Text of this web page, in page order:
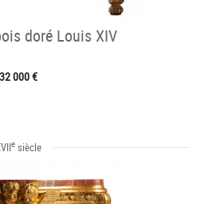
doré Louis XIV
32 000 €
esiècle